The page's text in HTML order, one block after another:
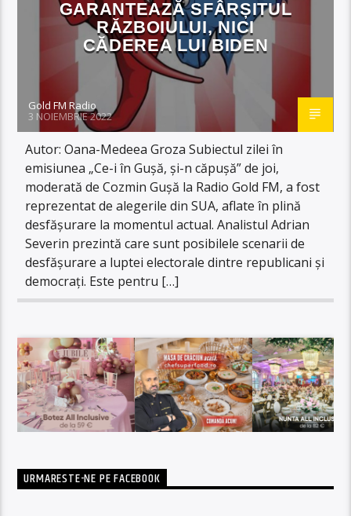
GARANTEAZĂ SFÂRȘITUL
RĂZBOIULUI, NICI
CĂDEREA LUI BIDEN
Gold FM Radio
3 NOIEMBRIE 2022
Autor: Oana-Medeea Groza Subiectul zilei în
emisiunea „Ce-i în Gușă, și-n căpușă” de joi,
moderată de Cozmin Gușă la Radio Gold FM, a fost
reprezentat de alegerile din SUA, aflate în plină
desfășurare la momentul actual. Analistul Adrian
Severin prezintă care sunt posibilele scenarii de
desfășurare a luptei electorale dintre republicani și
democrați. Este pentru […]
URMARESTE-NE PE FACEBOOK